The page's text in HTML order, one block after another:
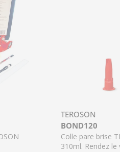
TEROSON
BOND120
Colle pare brise
310ml. Rendez le